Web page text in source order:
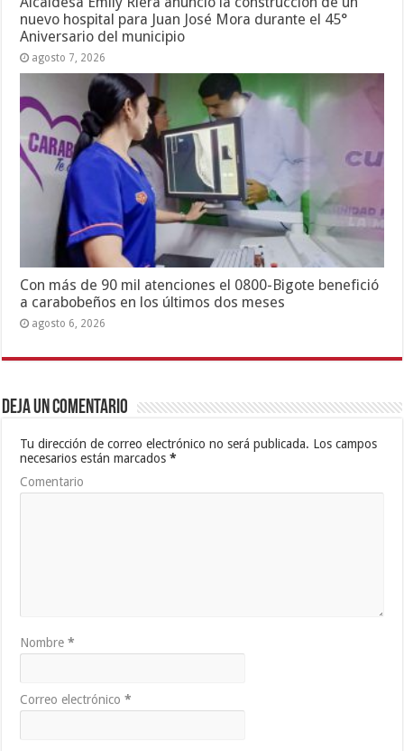
nuevo hospital para Juan José Mora durante el 45°
Aniversario del municipio
agosto 7, 2026
Con más de 90 mil atenciones el 0800-Bigote benefició
a carabobeños en los últimos dos meses
agosto 6, 2026
Deja un comentario
Tu dirección de correo electrónico no será publicada. Los campos
necesarios están marcados*
Comentario
Nombre*
Correo electrónico*